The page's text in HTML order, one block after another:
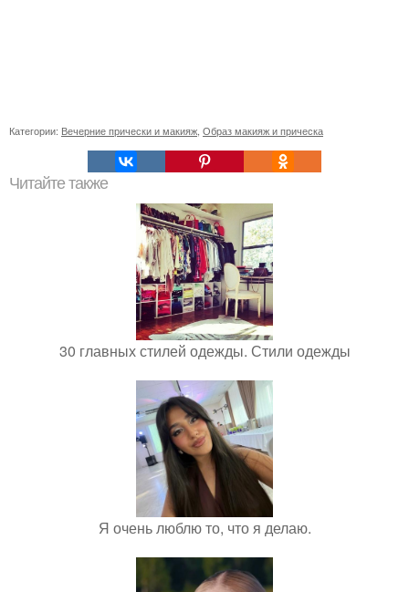
Категории: Вечерние прически и макияж Образ макияж и прическа
Читайте также
30 главных стилей одежды. Стили одежды
Я очень люблю то, что я делаю.